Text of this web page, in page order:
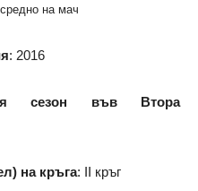
на мач
: 2016
сезон във Втора
на кръга: II кръг